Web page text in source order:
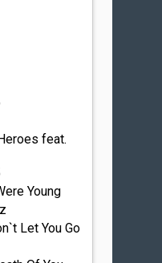
feat.
Young
Let You Go